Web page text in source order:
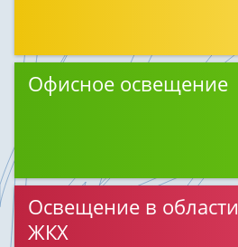
Офисное освещение
Освещение в области
ЖКХ